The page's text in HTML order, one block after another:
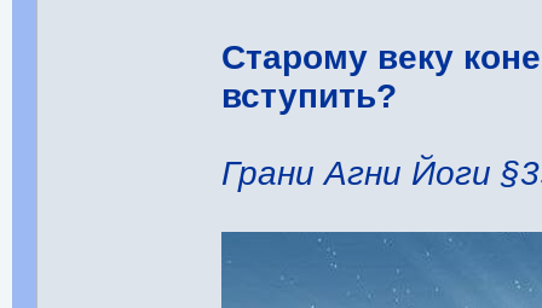
Старому веку
вступить?
Грани Агни Йоги